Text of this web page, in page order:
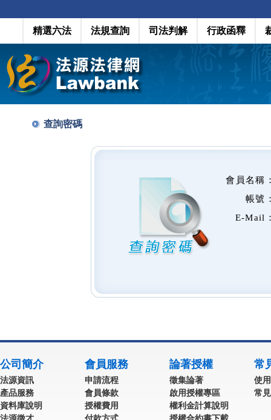
精選六法 法規查詢 司法判解 行政函釋
查詢密碼
會員名稱
帳號
E-Mail
公司簡介
法源資訊
產品服務
資料庫說明
會員服務
申請流程
會員條款
授權費用
論著授權
徵集論著
啟用授權專區
權利金計算說明
常
使
常